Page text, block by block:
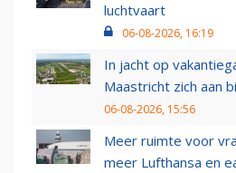
luchtvaart
06-08-2026, 16:19
In jacht op
Maastricht zich aan
06-08-2026, 15:56
Meer ruimte voor
meer Lufthansa en